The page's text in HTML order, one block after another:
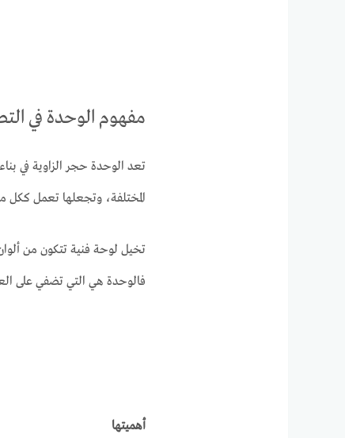
مفهوم الوحدة في
تعد الوحدة حجر الزاوية في
المختلفة، وتجعلها تعمل ككل
تخيل لوحة فنية تتكون من
فالوحدة هي التي تضفي على
أهميتها